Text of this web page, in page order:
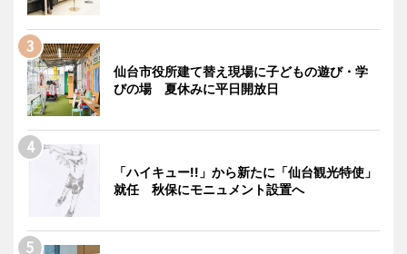
仙台市役所建て替え現場に子どもの遊び・学
びの場 夏休みに平日開放日
「ハイキュー!!」から新たに「仙台観光特使」
就任 秋保にモニュメント設置へ